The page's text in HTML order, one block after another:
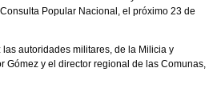
Popular Nacional, el próximo 23 de
autoridades militares, de la Milicia y
y el director regional de las Comunas,